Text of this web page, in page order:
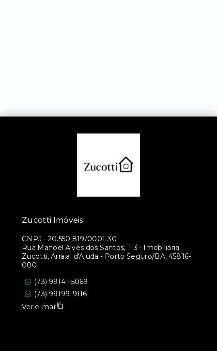
Zucotti Imóveis
CNPJ - 20.550.819/0001-30
Rua Manoel Alves dos Santos, 113 - Imobiliária
Zucotti, Arraial d'Ajuda - Porto Seguro/BA, 45816-
000
(73) 99141-5069
(73) 99199-9116
Ver e-mail